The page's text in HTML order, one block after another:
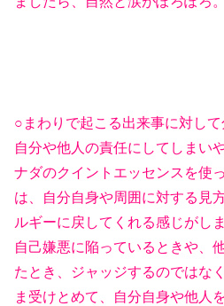
○まわりで起こる出来事に対して
自分や他人の責任にしてしまい
ナダのクイントエッセンスを使
は、自分自身や周囲に対する見
ルギーに戻してくれる感じがしま
自己嫌悪に陥っているときや、
たとき、ジャッジするのではな
ま受けとめて、自分自身や他人